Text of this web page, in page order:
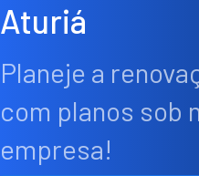
Aturiá
Planeje a
com planos sob
empresa!